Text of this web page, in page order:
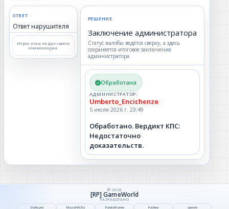
ОТВЕТ
Ответ нарушителя
Игрок пока не дал своего
комментария.
РЕШЕНИЕ
Заключение администратора
Статус жалобы ведётся сверху, а здесь
сохраняется итоговое заключение
администратора.
Обработана
АДМИНИСТРАТОР:
Umberto_Encichenze
5 июля 2026 г. 23:49
Обработано. Вердикт КПС:
Недостаточно
доказательств.
©2026
[RP] GameWorld
DarkLynx MazaHACKa PandaWarrior Pachino spectre